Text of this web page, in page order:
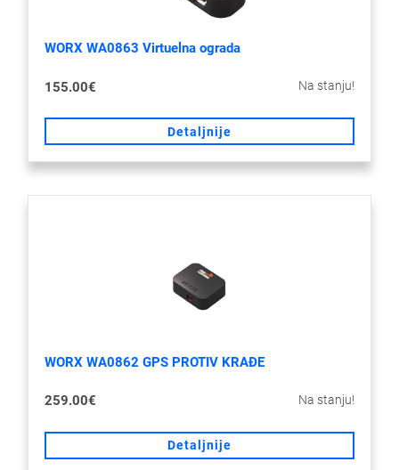
WORX WA0863 Virtuelna ograda
155.00€ Na stanju!
Detaljnije
WORX WA0862 GPS PROTIV KRAĐE
259.00€ Na stanju!
Detaljnije